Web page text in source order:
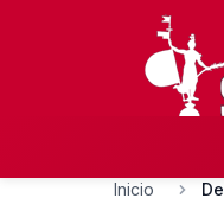
Inicio